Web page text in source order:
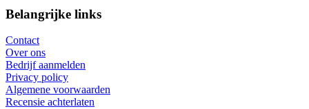
Belangrijke links
Contact
Over ons
Bedrijf aanmelden
Privacy policy
Algemene voorwaarden
Recensie achterlaten